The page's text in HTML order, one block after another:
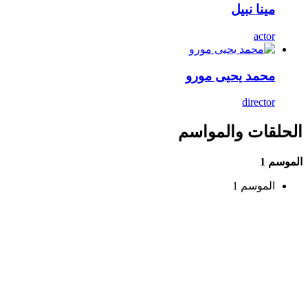
مينا نبيل
actor
محمد يحيى مورو
director
الحلقات والمواسم
الموسم 1
الموسم 1